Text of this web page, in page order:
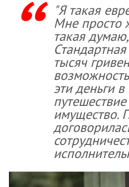
"Я такая
Мне просто
такая
тысяч
эти деньги
имущество.